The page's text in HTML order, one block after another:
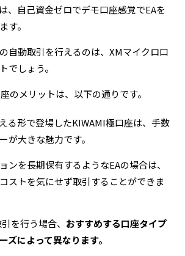
、自己資金ゼロでデモ口座感覚でEAを
す。
自動取引を行えるのは、XMマイクロ口
でしょう。
のメリットは、以下の通りです。
る形で登場したKIWAMI極口座は、手数
が大きな魅力です。
ンを長期保有するようなEAの場合は、
ストを気にせず取引することができま
を行う場合、 おすすめする口座タイプ
ズによって異なります。